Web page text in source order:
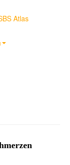
Atlas